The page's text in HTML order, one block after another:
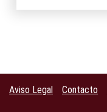
Aviso Legal Contacto